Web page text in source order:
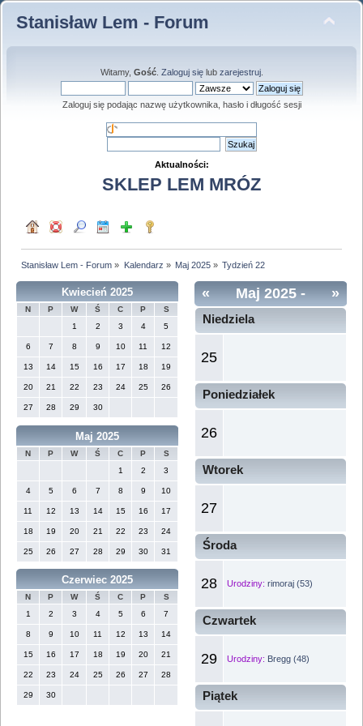
Stanisław Lem - Forum
Witamy, Gość. Zaloguj sięlub zarejestruj.
Zaloguj się podając nazwę użytkownika, hasło i długość sesji
Aktualności:
SKLEP LEM MRÓZ
Stanisław Lem - Forum » Kalendarz » Maj 2025» Tydzień 22
Kwiecień 2025
N P W Ś C P
S
1
2 3 4 5
6 7 8 9 10 11 12
13 14 15 16 17 18 19
20 21 22 23 24 25 26
27 28 29 30
Maj 2025
N P W Ś C P
S
1
2 3
4 5 6 7 8 9 10
11 12 13 14 15 16 17
18 19 20 21 22 23 24
25 26 27 28 29 30 31
Czerwiec 2025
N P W Ś C P
S
1
2 3 4 5 6 7
8 9 10 11 12 13 14
15 16 17 18 19 20 21
22 23 24 25 26 27 28
29 30
« »
Maj 2025-
Tydzień 22
Niedziela
25
Poniedziałek
26
Wtorek
27
Środa
28 Urodziny: rimoraj (53)
Czwartek
29 Urodziny: Bregg (48)
Piątek